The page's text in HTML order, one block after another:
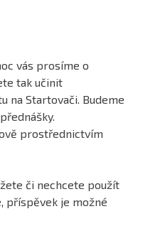
vás prosíme o
tak učinit
na Startovači. Budeme
prostřednictvím
či nechcete použít
příspěvek je možné